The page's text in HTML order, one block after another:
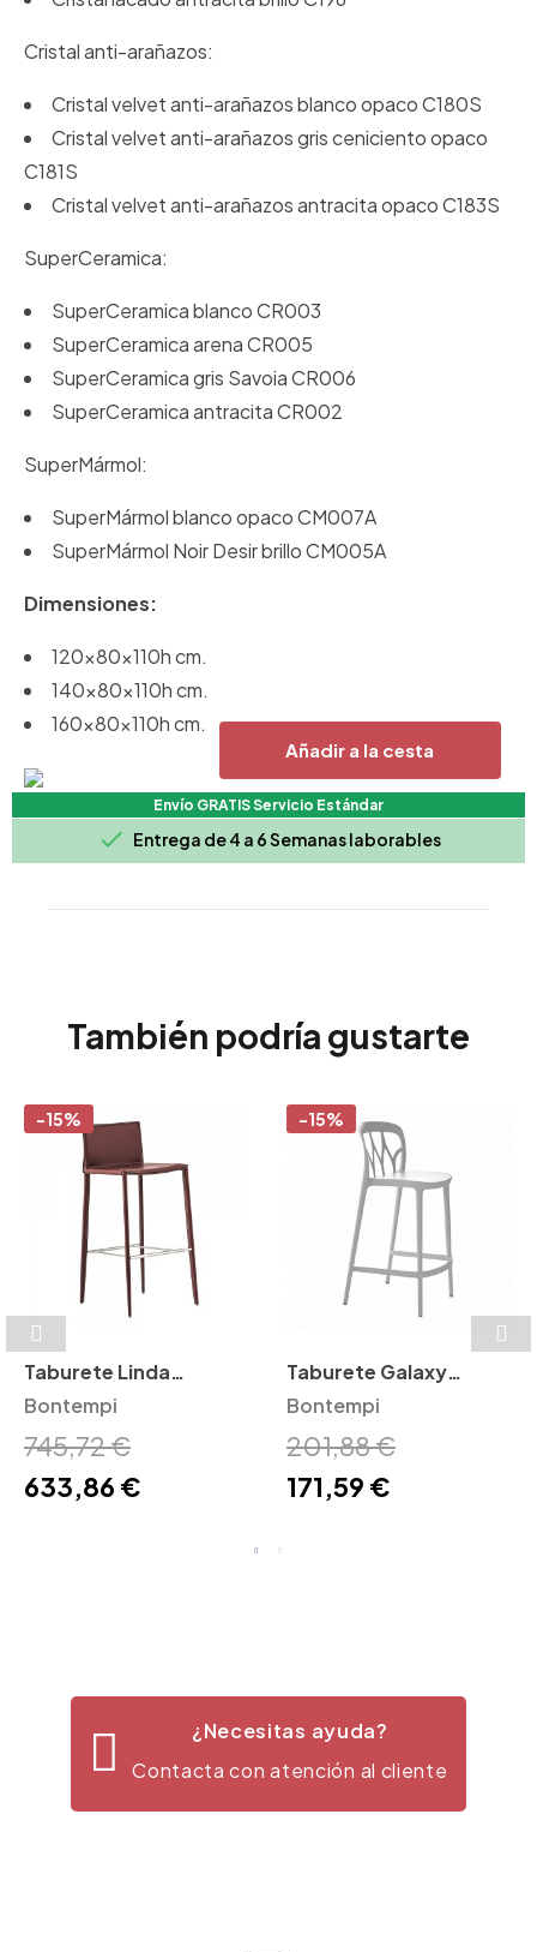
Añadir a la cesta
Envío GRATIS Servicio Estándar
 Entrega de 4 a 6 Semanas laborables
Cristal anti-arañazos:
Cristal velvet anti-arañazos blanco opaco C180S
Cristal velvet anti-arañazos gris ceniciento opaco
C181S
Cristal velvet anti-arañazos antracita opaco C183S
SuperCeramica:
SuperCeramica blanco CR003
SuperCeramica arena CR005
SuperCeramica gris Savoia CR006
SuperCeramica antracita CR002
SuperMármol:
SuperMármol blanco opaco CM007A
SuperMármol Noir Desir brillo CM005A
Dimensiones:
120x80x110h cm.
140x80x110h cm.
160x80x110h cm.
También podría gustarte
-15%
Taburete Linda
Bontempi
Bontempi
745,72 €
633,86 €
-15%
Taburete Galaxy
Bontempi
Bontempi
201,88 €
171,59 €
¿Necesitas ayuda?
Contacta con atención al cliente